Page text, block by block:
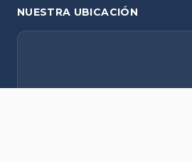
NUESTRA UBICACIÓN